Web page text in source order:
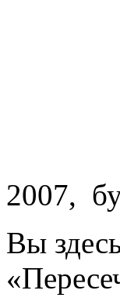
2007,
Вы